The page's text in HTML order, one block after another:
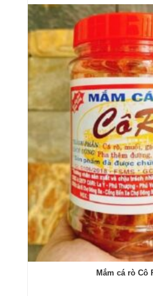
Mắm cá rò Cô